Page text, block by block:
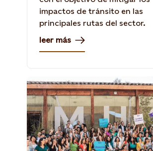
impactos de tránsito en las
principales rutas del sector.
leer más